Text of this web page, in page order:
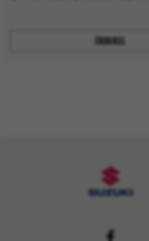
ÉRDEKEL